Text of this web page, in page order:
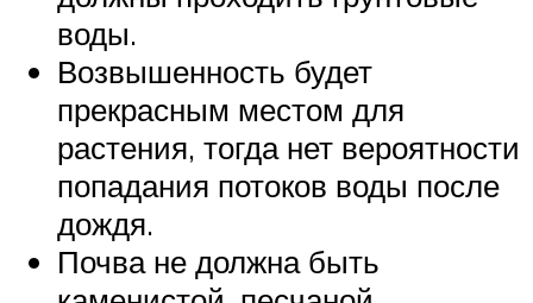
воды.
Возвышенность будет
прекрасным местом для
растения, тогда нет вероятности
попадания потоков воды после
дождя.
Почва не должна быть